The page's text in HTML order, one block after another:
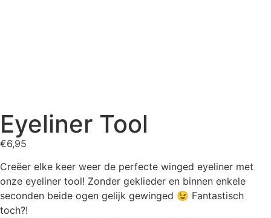
Eyeliner Tool
€6,95
Creëer elke keer weer de perfecte winged eyeliner met
onze eyeliner tool! Zonder geklieder en binnen enkele
seconden beide ogen gelijk gewinged 😉 Fantastisch
toch?!